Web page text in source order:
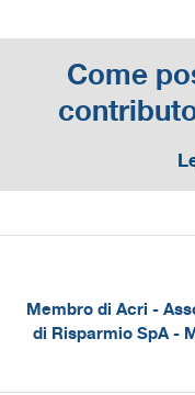
Come
Membro di Acri -
di Risparmio SpA -